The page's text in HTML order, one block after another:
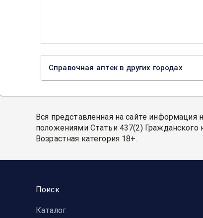
Справочная аптек в других городах
Вся представленная на сайте информация
положениями Статьи 437(2) Гражданского
Возрастная категория 18+.
Поиск
Каталог